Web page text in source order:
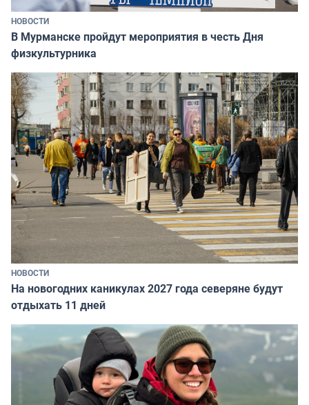
НОВОСТИ
В Мурманске пройдут мероприятия в честь Дня
физкультурника
НОВОСТИ
На новогодних каникулах 2027 года северяне будут
отдыхать 11 дней